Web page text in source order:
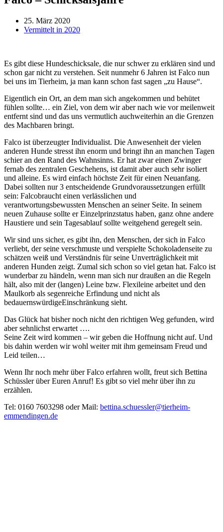
25. März 2020
Vermittelt in 2020
Es gibt diese Hundeschicksale, die nur schwer zu erklären sind und
schon gar nicht zu verstehen. Seit nunmehr 6 Jahren ist Falco nun
bei uns im Tierheim, ja man kann schon fast sagen „zu Hause“.
Eigentlich ein Ort, an dem man sich angekommen und behütet
fühlen sollte… ein Ziel, von dem wir aber nach wie vor meilenweit
entfernt sind und das uns vermutlich auchweiterhin an die Grenzen
des Machbaren bringt.
Falco ist überzeugter Individualist. Die Anwesenheit der vielen
anderen Hunde stresst ihn enorm und bringt ihn an manchen Tagen
schier an den Rand des Wahnsinns. Er hat zwar einen Zwinger
fernab des zentralen Geschehens, ist damit aber auch sehr isoliert
und alleine. Es wird einfach höchste Zeit für einen Neuanfang.
Dabei sollten nur 3 entscheidende Grundvoraussetzungen erfüllt
sein: Falcobraucht einen verlässlichen und
verantwortungsbewussten Menschen an seiner Seite. In seinem
neuen Zuhause sollte er Einzelprinzstatus haben, ganz ohne andere
Haustiere und sein Tagesablauf sollte weitgehend geregelt sein.
Wir sind uns sicher, es gibt ihn, den Menschen, der sich in Falco
verliebt, der seine verschmuste und verspielte Schokoladenseite zu
schätzen weiß und Verständnis für seine Unverträglichkeit mit
anderen Hunden zeigt. Zumal sich schon so viel getan hat. Falco ist
wunderbar zu händeln, wenn man sich nur draußen an die Regeln
hält, also mit der (langen) Leine bzw. Flexileine arbeitet und den
Maulkorb als segenreiche Erfindung und nicht als
bedauernswürdigeEinschränkung sieht.
Das Glück hat bisher noch nicht den richtigen Weg gefunden, wird
aber sehnlichst erwartet ….
Seine Zeit wird kommen – wir geben die Hoffnung nicht auf. Und
bis dahin werden wir wohl weitermit ihm gemeinsam Freud und
Leid teilen…
Wenn Ihr noch mehr über Falco erfahren wollt, freut sich Bettina
Schüssler über Euren Anruf! Es gibt so viel mehr über ihn zu
erzählen.
Tel: 0160 7603298 oder Mail: bettina.schuessler@tierheim-
emmendingen.de